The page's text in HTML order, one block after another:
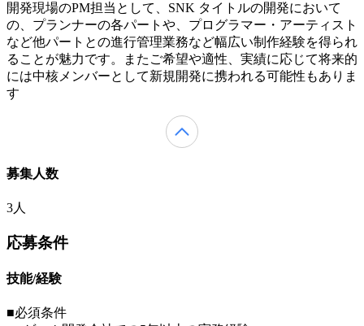
開発現場のPM担当として、SNK タイトルの開発において
の、プランナーの各パートや、プログラマー・アーティスト
など他パートとの進行管理業務など幅広い制作経験を得られ
ることが魅力です。またご希望や適性、実績に応じて将来的
には中核メンバーとして新規開発に携われる可能性もありま
す
募集人数
3人
応募条件
技能/経験
■必須条件